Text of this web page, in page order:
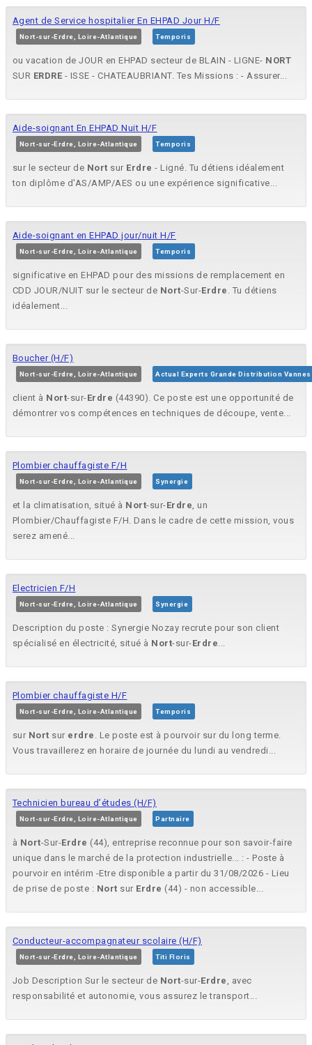
Agent de Service hospitalier En EHPAD Jour H/F
Nort-sur-Erdre, Loire-Atlantique Temporis
ou vacation de JOUR en EHPAD secteur de BLAIN - LIGNE- NORT
SUR ERDRE - ISSE - CHATEAUBRIANT. Tes Missions : - Assurer...
Aide-soignant En EHPAD Nuit H/F
Nort-sur-Erdre, Loire-Atlantique Temporis
sur le secteur de Nort sur Erdre - Ligné. Tu détiens idéalement
ton diplôme d'AS/AMP/AES ou une expérience significative...
Aide-soignant en EHPAD jour/nuit H/F
Nort-sur-Erdre, Loire-Atlantique Temporis
significative en EHPAD pour des missions de remplacement en
CDD JOUR/NUIT sur le secteur de Nort-Sur-Erdre . Tu détiens
idéalement...
Boucher (H/F)
Nort-sur-Erdre, Loire-Atlantique Actual Experts Grande Distribution Vannes
client à Nort-sur-Erdre (44390). Ce poste est une opportunité de
démontrer vos compétences en techniques de découpe, vente...
Plombier chauffagiste F/H
Nort-sur-Erdre, Loire-Atlantique Synergie
et la climatisation, situé à Nort-sur-Erdre, un
Plombier/Chauffagiste F/H. Dans le cadre de cette mission, vous
serez amené...
Electricien F/H
Nort-sur-Erdre, Loire-Atlantique Synergie
Description du poste : Synergie Nozay recrute pour son client
spécialisé en électricité, situé à Nort-sur-Erdre...
Plombier chauffagiste H/F
Nort-sur-Erdre, Loire-Atlantique Temporis
sur Nort sur erdre . Le poste est à pourvoir sur du long terme.
Vous travaillerez en horaire de journée du lundi au vendredi...
Technicien bureau d’études (H/F)
Nort-sur-Erdre, Loire-Atlantique Partnaire
à Nort-Sur-Erdre (44), entreprise reconnue pour son savoir-faire
unique dans le marché de la protection industrielle... : - Poste à
pourvoir en intérim -Etre disponible a partir du 31/08/2026 - Lieu
de prise de poste : Nort sur Erdre (44) - non accessible...
Conducteur-accompagnateur scolaire (H/F)
Nort-sur-Erdre, Loire-Atlantique Titi Floris
Job Description Sur le secteur de Nort-sur-Erdre, avec
responsabilité et autonomie, vous assurez le transport...